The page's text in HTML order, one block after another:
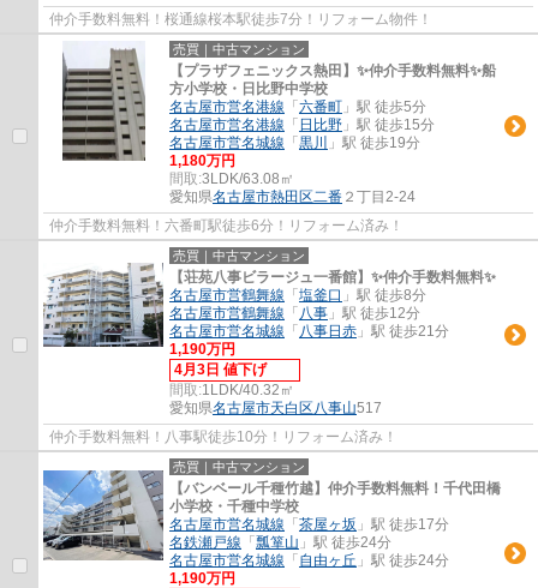
仲介手数料無料！桜通線桜本駅徒歩7分！リフォーム物件！
売買｜中古マンション
【プラザフェニックス熱田】✨️仲介手数料無料✨️船
方小学校・日比野中学校
名古屋市営名港線 「 六番町 」駅 徒歩5分
名古屋市営名港線 「 日比野 」駅 徒歩15分
名古屋市営名城線 「 黒川
」駅 徒歩19分
1,180万円
間取:3LDK/63.08㎡
愛知県名古屋市熱田区二番 ２丁目2-24
仲介手数料無料！六番町駅徒歩6分！リフォーム済み！
売買｜中古マンション
【荘苑八事ビラージュ一番館】✨️仲介手数料無料✨️
名古屋市営鶴舞線 「 塩釜口 」駅 徒歩8分
名古屋市営鶴舞線 「 八事 」駅 徒歩12分
名古屋市営名城線 「 八事日赤 」駅 徒歩21分
1,190万円
4月3日 値下げ
間取:1LDK/40.32㎡
愛知県名古屋市天白区八事山517
仲介手数料無料！八事駅徒歩10分！リフォーム済み！
売買｜中古マンション
【バンベール千種竹越】仲介手数料無料！千代田橋
小学校・千種中学校
名古屋市営名城線 「 茶屋ヶ坂 」駅 徒歩17分
名鉄瀬戸線 「 瓢箪山 」駅 徒歩24分
名古屋市営名城線 「 自由ヶ丘 」駅 徒歩24分
1,190万円